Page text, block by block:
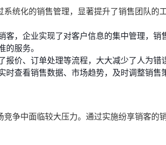
统化的销售管理，显著提升了销售团队的
客，企业实现了对客户信息的集中管理，
服务。
报价、订单处理等流程，大大减少了人为错
时查看销售数据、市场趋势，及时调整销售
争中面临较大压力。通过实施纷享销客的